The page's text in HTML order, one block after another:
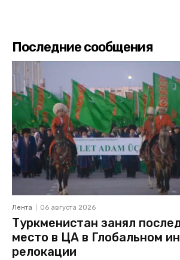
Последние сообщения
Лента 06 августа 2026
Туркменистан занял
место в ЦА в Глобальном
релокации